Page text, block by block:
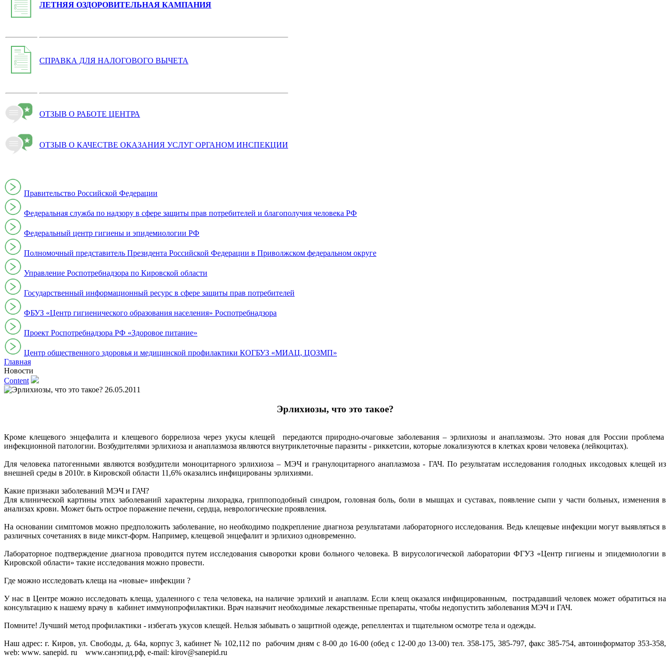
ЛЕТНЯЯ ОЗДОРОВИТЕЛЬНАЯ КАМПАНИЯ
СПРАВКА ДЛЯ НАЛОГОВОГО ВЫЧЕТА
ОТЗЫВ О РАБОТЕ ЦЕНТРА
ОТЗЫВ О КАЧЕСТВЕ ОКАЗАНИЯ УСЛУГ ОРГАНОМ ИНСПЕКЦИИ
Правительство Российской Федерации
Федеральная служба по надзору в сфере защиты прав потребителей и благополучия человека РФ
Федеральный центр гигиены и эпидемиологии РФ
Полномочный представитель Президента Российской Федерации в Приволжском федеральном округе
Управление Роспотребнадзора по Кировской области
Государственный информационный ресурс в сфере защиты прав потребителей
ФБУЗ «Центр гигиенического образования населения» Роспотребнадзора
Проект Роспотребнадзора РФ «Здоровое питание»
Центр общественного здоровья и медицинской профилактики КОГБУЗ «МИАЦ, ЦОЗМП»
Главная
Новости
Content
26.05.2011
Эрлихиозы, что это такое?
Кроме клещевого энцефалита и клещевого боррелиоза через укусы клещей передаются природно-очаговые заболевания – эрлихиозы и анаплазмозы. Это новая для России проблема
инфекционной патологии. Возбудителями эрлихиоза и анаплазмоза являются внутриклеточные паразиты - риккетсии, которые локализуются в клетках крови человека (лейкоцитах).
Для человека патогенными являются возбудители моноцитарного эрлихиоза – МЭЧ и гранулоцитарного анаплазмоза - ГАЧ. По результатам исследования голодных иксодовых клещей из
внешней среды в 2010г. в Кировской области 11,6% оказались инфицированы эрлихиями.
Какие признаки заболеваний МЭЧ и ГАЧ?
Для клинической картины этих заболеваний характерны лихорадка, гриппоподобный синдром, головная боль, боли в мышцах и суставах, появление сыпи у части больных, изменения в
анализах крови. Может быть острое поражение печени, сердца, неврологические проявления.
На основании симптомов можно предположить заболевание, но необходимо подкрепление диагноза результатами лабораторного исследования. Ведь клещевые инфекции могут выявляться в
различных сочетаниях в виде микст-форм. Например, клещевой энцефалит и эрлихиоз одновременно.
Лабораторное подтверждение диагноза проводится путем исследования сыворотки крови больного человека. В вирусологической лаборатории ФГУЗ «Центр гигиены и эпидемиологии в
Кировской области» такие исследования можно провести.
Где можно исследовать клеща на «новые» инфекции ?
У нас в Центре можно исследовать клеща, удаленного с тела человека, на наличие эрлихий и анаплазм. Если клещ оказался инфицированным, пострадавший человек может обратиться на
консультацию к нашему врачу в кабинет иммунопрофилактики. Врач назначит необходимые лекарственные препараты, чтобы недопустить заболевания МЭЧ и ГАЧ.
Помните! Лучший метод профилактики - избегать укусов клещей. Нельзя забывать о защитной одежде, репеллентах и тщательном осмотре тела и одежды.
Наш адрес: г. Киров, ул. Свободы, д. 64а, корпус 3, кабинет № 102,112 по рабочим дням с 8-00 до 16-00 (обед с 12-00 до 13-00) тел. 358-175, 385-797, факс 385-754, автоинформатор 353-358,
web: www. sanepid. ru www.санэпид.рф, e-mail: kirov@sanepid.ru